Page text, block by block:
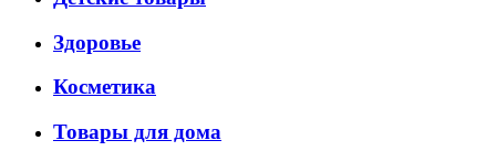
Здоровье
Косметика
Товары для дома